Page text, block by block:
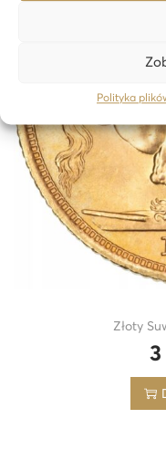
Polityka
Złoty